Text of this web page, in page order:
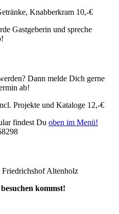
Knabberkram 10,-€
Gastgeberin und spreche
Dann melde Dich gerne
ab!
Projekte und Kataloge 12,-€
findest Du oben im Menü!
Friedrichshof Altenholz
kommst!